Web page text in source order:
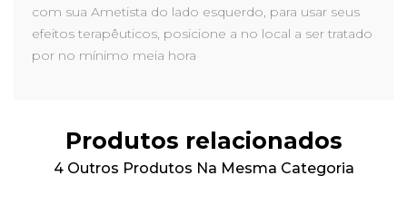
com sua Ametista do lado esquerdo, para usar seus
efeitos terapêuticos, posicione a no local a ser tratado
por no mínimo meia hora
Produtos relacionados
4 Outros Produtos Na Mesma Categoria